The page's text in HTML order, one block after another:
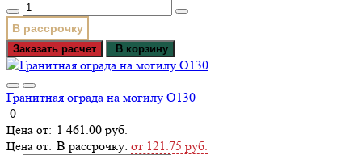
В рассрочку
Заказать расчет В корзину
Гранитная ограда на могилу О130
0
1 461.00 руб.
В рассрочку: от 121.75 руб.